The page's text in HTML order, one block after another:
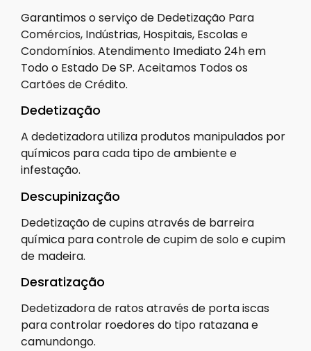
Garantimos o serviço de Dedetização Para
Comércios, Indústrias, Hospitais, Escolas e
Condomínios. Atendimento Imediato 24h em
Todo o Estado De SP. Aceitamos Todos os
Cartões de Crédito.
Dedetização
A dedetizadora utiliza produtos manipulados por
químicos para cada tipo de ambiente e
infestação.
Descupinização
Dedetização de cupins através de barreira
química para controle de cupim de solo e cupim
de madeira.
Desratização
Dedetizadora de ratos através de porta iscas
para controlar roedores do tipo ratazana e
camundongo.